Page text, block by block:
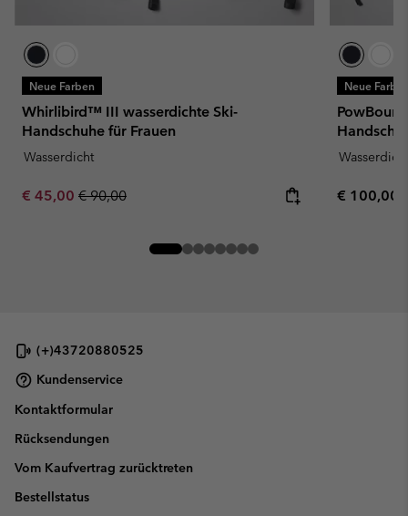
Neue Farben
Whirlibird™ III wasserdichte Ski-
Handschuhe für Frauen
Wasserdicht
Sale price:
€ 45,00 Regular price:
€ 90,00
Neue
Wasserdicht
Regular
€ 100,00
(+)43720880525
Kundenservice
Kontaktformular
Rücksendungen
Vom Kaufvertrag zurücktreten
Bestellstatus